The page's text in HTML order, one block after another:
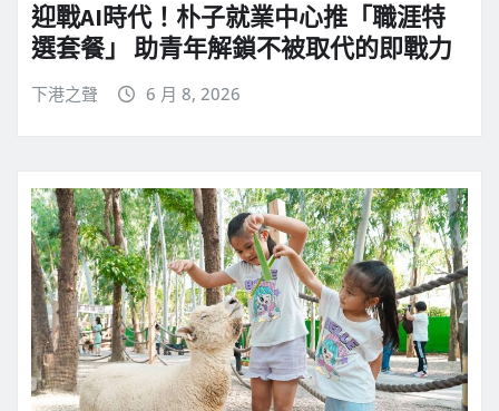
迎戰AI時代！朴子就業中心推「職涯特
選套餐」 助青年解鎖不被取代的即戰力
下港之聲 6 月 8, 2026